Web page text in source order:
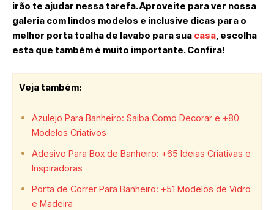
irão te ajudar nessa tarefa. Aproveite para ver nossa
galeria com lindos modelos e inclusive dicas para o
melhor porta toalha de lavabo para sua casa , escolha
esta que também é muito importante. Confira!
Veja também:
Azulejo Para Banheiro: Saiba Como Decorar e +80
Modelos Criativos
Adesivo Para Box de Banheiro: +65 Ideias Criativas e
Inspiradoras
Porta de Correr Para Banheiro: +51 Modelos de Vidro
e Madeira